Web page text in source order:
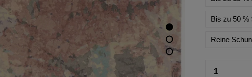
Bis zu 50 %
Reine